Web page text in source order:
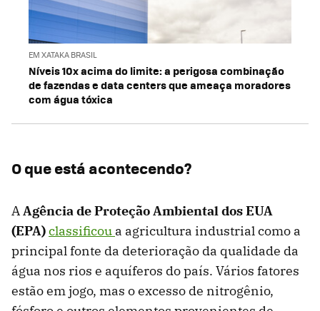
EM XATAKA BRASIL
Níveis 10x acima do limite: a perigosa combinação
de fazendas e data centers que ameaça moradores
com água tóxica
O que está acontecendo?
AAgência de Proteção Ambiental dos EUA
(EPA)classificou a agricultura industrial como a
principal fonte da deterioração da qualidade da
água nos rios e aquíferos do país. Vários fatores
estão em jogo, mas o excesso de nitrogênio,